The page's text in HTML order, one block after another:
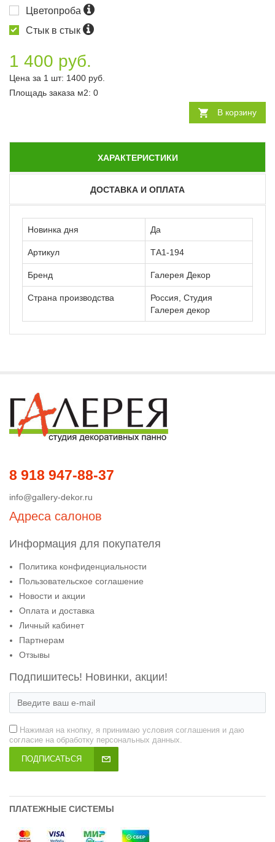
Цветопроба
Стык в стык
1 400 руб.
Цена за 1 шт: 1400 руб.
Площадь заказа м2: 0
В корзину
ХАРАКТЕРИСТИКИ
ДОСТАВКА И ОПЛАТА
Новинка дня Да
Артикул ТА1-194
Бренд Галерея Декор
Страна производства
Россия, Студия
Галерея декор
8 918 947-88-37
info@gallery-dekor.ru
Адреса салонов
Информация для покупателя
Политика конфиденциальности
Пользовательское соглашение
Новости и акции
Оплата и доставка
Личный кабинет
Партнерам
Отзывы
Подпишитесь! Новинки, акции!
Нажимая на кнопку, я принимаю условия соглашения и даю
согласие на обработку персональных данных.
ПОДПИСАТЬСЯ
ПЛАТЕЖНЫЕ СИСТЕМЫ